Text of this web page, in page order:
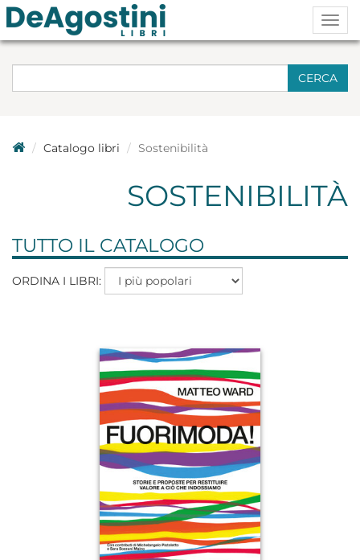
CERCA
Catalogo libri Sostenibilità
SOSTENIBILITÀ
TUTTO IL CATALOGO
ORDINA I LIBRI: